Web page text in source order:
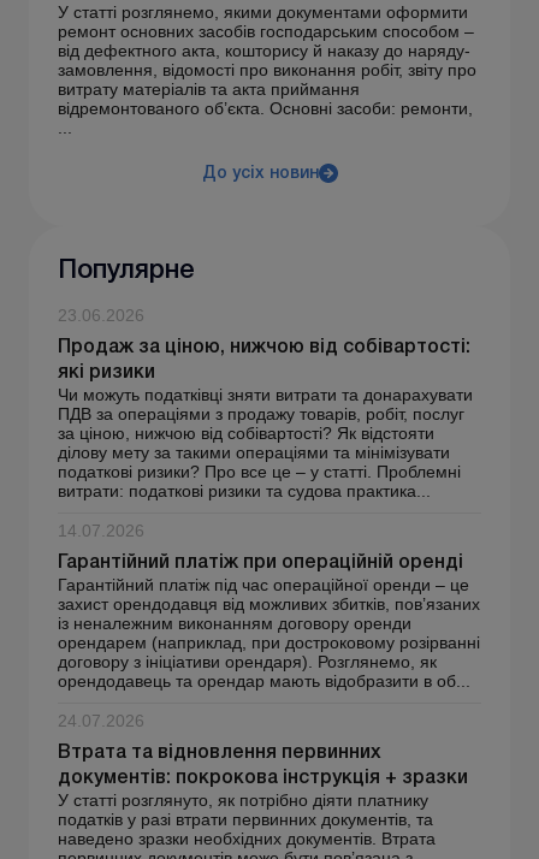
У статті розглянемо, якими документами оформити
ремонт основних засобів господарським способом –
від дефектного акта, кошторису й наказу до наряду-
замовлення, відомості про виконання робіт, звіту про
витрату матеріалів та акта приймання
відремонтованого об’єкта. Основні засоби: ремонти,
До усіх новин
Популярне
23.06.2026
Продаж за ціною, нижчою від собівартості:
які ризики
Чи можуть податківці зняти витрати та донарахувати
ПДВ за операціями з продажу товарів, робіт, послуг
за ціною, нижчою від собівартості? Як відстояти
ділову мету за такими операціями та мінімізувати
податкові ризики? Про все це – у статті. Проблемні
витрати: податкові ризики та судова практика...
14.07.2026
Гарантійний платіж при операційній оренді
Гарантійний платіж під час операційної оренди – це
захист орендодавця від можливих збитків, пов’язаних
із неналежним виконанням договору оренди
орендарем (наприклад, при достроковому розірванні
договору з ініціативи орендаря). Розглянемо, як
орендодавець та орендар мають відобразити в об...
24.07.2026
Втрата та відновлення первинних
документів: покрокова інструкція + зразки
У статті розглянуто, як потрібно діяти платнику
податків у разі втрати первинних документів, та
наведено зразки необхідних документів. Втрата